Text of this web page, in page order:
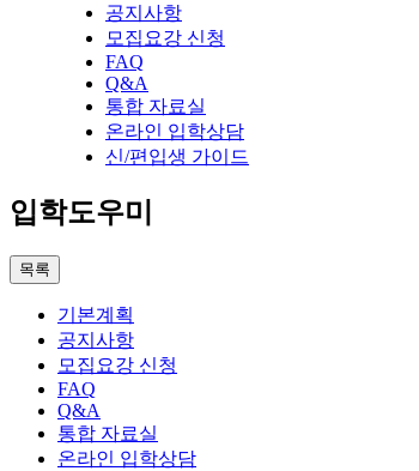
공지사항
모집요강 신청
FAQ
Q&A
통합 자료실
온라인 입학상담
신/편입생 가이드
입학도우미
목록
기본계획
공지사항
모집요강 신청
FAQ
Q&A
통합 자료실
온라인 입학상담